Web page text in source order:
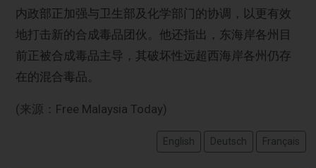
内政部正加强与卫生部及化学部门的协调，以更有效
地打击新的合成毒品团伙。他还指出，东海岸各州目
前正被合成毒品主导，其破坏性远超西海岸各州仍存
在的混合毒品。
(来源：Free Malaysia Today)
English Deutsch Français